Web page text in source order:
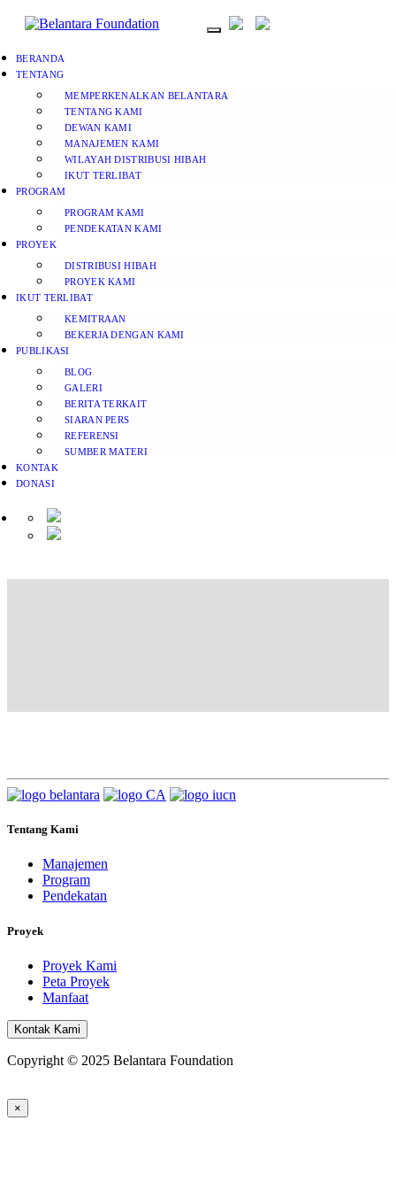
BERANDA
TENTANG
MEMPERKENALKAN BELANTARA
TENTANG KAMI
DEWAN KAMI
MANAJEMEN KAMI
WILAYAH DISTRIBUSI HIBAH
IKUT TERLIBAT
PROGRAM
PROGRAM KAMI
PENDEKATAN KAMI
PROYEK
DISTRIBUSI HIBAH
PROYEK KAMI
IKUT TERLIBAT
KEMITRAAN
BEKERJA DENGAN KAMI
PUBLIKASI
BLOG
GALERI
BERITA TERKAIT
SIARAN PERS
REFERENSI
SUMBER MATERI
KONTAK
DONASI
Tentang Kami
Manajemen
Program
Pendekatan
Proyek
Proyek Kami
Peta Proyek
Manfaat
Kontak Kami
Copyright © 2025 Belantara Foundation
×